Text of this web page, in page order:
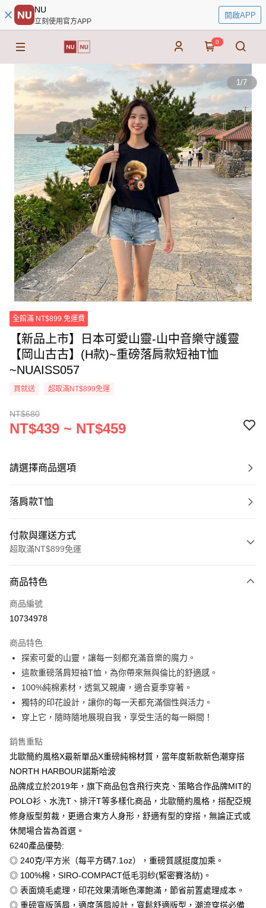
NU
立刻使用官方APP
開啟APP
0
1/7
全館滿 NT$899 免運費
【新品上市】日本可愛山靈-山中音樂守護靈
【岡山古古】(H款)~重磅落肩款短袖T恤
~NUAISS057
買就送 超取滿NT$899免運
NT$680
NT$439 ~ NT$459
請選擇商品選項
落肩款T恤
付款與運送方式
超取滿NT$899免運
信用卡一次付款
信用卡分期付款
合作金庫商業銀行
華南商業銀行
彰化商業銀行
上海商業儲蓄銀行
台北富邦商業銀行
國泰世華商業銀行
兆豐國際商業銀行
臺灣中小企業銀行
台中商業銀行
匯豐（台灣）商業銀行
華泰商業銀行
聯邦商業銀行
遠東國際商業銀行
元大商業銀行
台新國際商業銀行
中國信託商業銀行
台灣樂天信用卡公司
6 期 0 利率 每期
華南商業銀行
彰化商業銀行
上海商業儲蓄銀行
台北富邦商業銀行
國泰世華商業銀行
兆豐國際商業銀行
臺灣中小企業銀行
台中商業銀行
聯邦商業銀行
元大商業銀行
永豐商業銀行
台灣樂天信用卡公司
12 期 0 利率 每期NT$36
合作金庫商業銀行
第一商業銀行
上海商業儲蓄銀行
台北富邦商業銀行
國泰世華商業銀行
兆豐國際商業銀行
匯豐（台灣）商業銀行
聯邦商業銀行
遠東國際商業銀行
元大商業銀行
玉山商業銀行
星展（台灣）商業銀行
台新國際商業銀行
中國信託商業銀行
超商取貨付款
LINE Pay
街口支付
悠遊付
Google Pay
全盈+PAY
大哥付你分期
相關說明
1.本服務由台灣大哥大提供，台灣大哥大用戶可立即使用無須另外申請。
2.付款方式選擇「大哥付你分期」，訂單成立後會自動跳轉到大哥付的交易
流程，驗證手機門號後，選擇欲分期的期數、繳款截止日，確認付款後即完
AFTEE先享後付
相關說明
【關於「AFTEE先享後付」】
商品特色
商品編號
10734978
商品特色
探索可愛的山靈，讓每一刻都充滿音樂的魔力。
這款重磅落肩短袖T恤，為你帶來無與倫比的舒適感。
100%純棉素材，透氣又親膚，適合夏季穿著。
獨特的印花設計，讓你的每一天都充滿個性與活力。
穿上它，隨時隨地展現自我，享受生活的每一瞬間！
銷售重點
北歐簡約風格X最新單品X重磅純棉材質，當年度新款新色潮穿搭
NORTH HARBOUR諾斯哈波
品牌成立於2019年，旗下商品包含飛行夾克、策略合作品牌MIT的
POLO衫、水洗T、排汗T等多樣化商品，北歐簡約風格，搭配亞規
修身版型剪裁，更適合東方人身形，舒適有型的穿搭，無論正式或
休閒場合皆為首選。
6240產品優勢:
◎ 240克/平方米（每平方碼7.1oz），重磅質感挺度加乘。
◎ 100%棉，SIRO-COMPACT低毛羽紗(緊密賽洛紡)。
◎ 表面燒毛處理，印花效果清晰色澤飽滿，節省前置處理成本。
◎ 重磅寬版落肩，適度落肩設計，寬鬆舒適版型，潮流穿搭必備